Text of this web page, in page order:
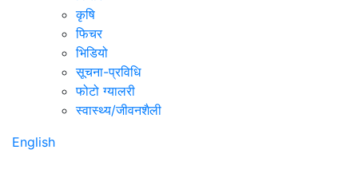
कृषि
फिचर
भिडियो
सूचना-प्रविधि
फोटो ग्यालरी
स्वास्थ्य/जीवनशैली
English